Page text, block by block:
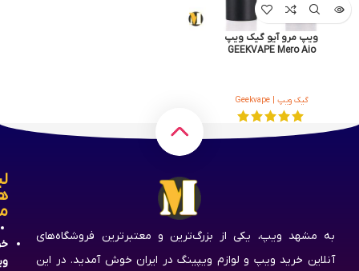
ویپ مرو آیو گیک ویپ
GEEKVAPE Mero Aio
گیک ویپ | Geekvape
به مشهد ویپ، یکی از بزرگ‌ترین و معتبرترین فروشگاه‌های
آنلاین خرید ویپ و لوازم ویپینگ در ایران خوش آمدید. در این